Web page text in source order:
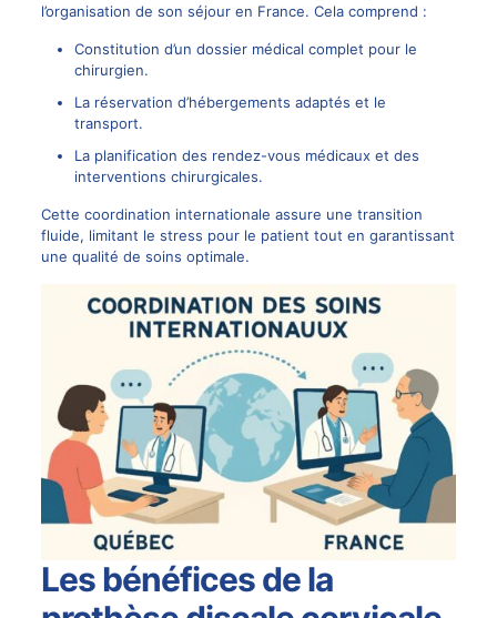
l’organisation de son séjour en France. Cela comprend :
Constitution d’un dossier médical complet pour le
chirurgien.
La réservation d’hébergements adaptés et le
transport.
La planification des rendez-vous médicaux et des
interventions chirurgicales.
Cette coordination internationale assure une transition
fluide, limitant le stress pour le patient tout en garantissant
une qualité de soins optimale.
Les bénéfices de la